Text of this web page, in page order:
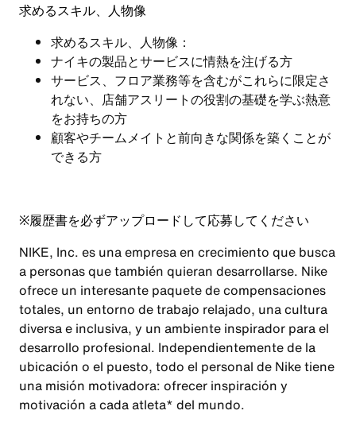
求めるスキル、人物像
求めるスキル、人物像：
ナイキの製品とサービスに情熱を注げる方
サービス、フロア業務等を含むがこれらに限定さ
れない、店舗アスリートの役割の基礎を学ぶ熱意
をお持ちの方
顧客やチームメイトと前向きな関係を築くことが
できる方
※履歴書を必ずアップロードして応募してください
NIKE, Inc. es una empresa en crecimiento que busca
a personas que también quieran desarrollarse. Nike
ofrece un interesante paquete de compensaciones
totales, un entorno de trabajo relajado, una cultura
diversa e inclusiva, y un ambiente inspirador para el
desarrollo profesional. Independientemente de la
ubicación o el puesto, todo el personal de Nike tiene
una misión motivadora: ofrecer inspiración y
motivación a cada atleta* del mundo.